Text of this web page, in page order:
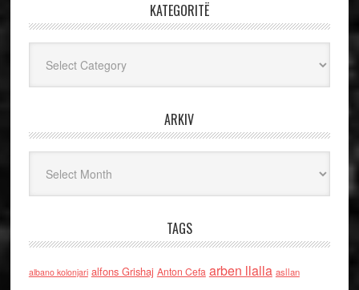
KATEGORITË
ARKIV
TAGS
albano kolonjari alfons Grishaj Anton Cefa arben llalla asllan